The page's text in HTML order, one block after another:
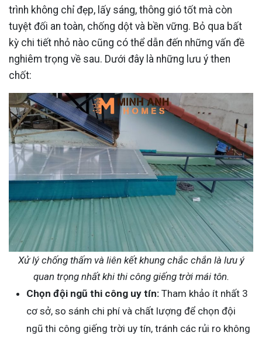
trình không chỉ đẹp, lấy sáng, thông gió tốt mà còn
tuyệt đối an toàn, chống dột và bền vững. Bỏ qua bất
kỳ chi tiết nhỏ nào cũng có thể dẫn đến những vấn đề
nghiêm trọng về sau. Dưới đây là những lưu ý then
chốt:
Xử lý chống thấm và liên kết khung chắc chắn là lưu ý
quan trọng nhất khi thi công giếng trời mái tôn.
Chọn đội ngũ thi công uy tín: Tham khảo ít nhất 3
cơ sở, so sánh chi phí và chất lượng để chọn đội
ngũ thi công giếng trời uy tín, tránh các rủi ro không